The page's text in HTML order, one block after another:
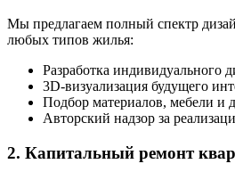
Мы предлагаем полный спектр
любых типов жилья:
Разработка индивидуального
3D-визуализация будущего
Подбор материалов, мебели и
Авторский надзор за
2. Капитальный ремонт